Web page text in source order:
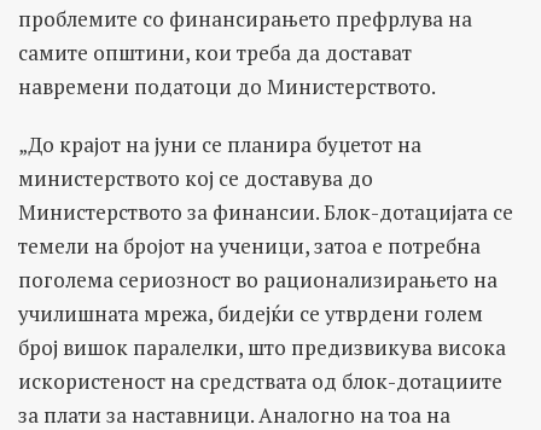
проблемите со финансирањето префрлува на
самите општини, кои треба да достават
навремени податоци до Министерството.
„До крајот на јуни се планира буџетот на
министерството кој се доставува до
Министерството за финансии. Блок-дотацијата се
темели на бројот на ученици, затоа е потребна
поголема сериозност во рационализирањето на
училишната мрежа, бидејќи се утврдени голем
број вишок паралелки, што предизвикува висока
искористеност на средствата од блок-дотациите
за плати за наставници. Аналогно на тоа на